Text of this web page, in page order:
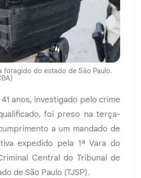
foragido do estado de São Paulo.
anos, investigado pelo crime
foi preso na terça-
a um mandado de
expedido pela 1ª Vara do
Central do Tribunal de
de São Paulo (TJSP).